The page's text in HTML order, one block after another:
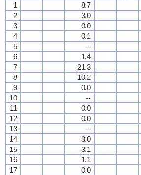
1
8.7
2
3.0
3
0.0
4
0.1
5
--
6
1.4
7
21.3
8
10.2
9
0.0
10
--
11
0.0
12
0.0
13
--
14
3.0
15
3.1
16
1.1
17
0.0